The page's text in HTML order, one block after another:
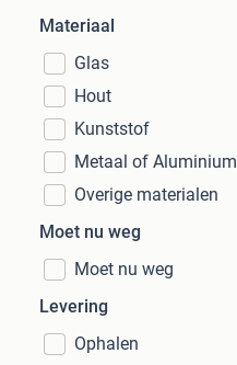
Materiaal
Glas
Hout
Kunststof
Metaal of Aluminium
Overige materialen
Moet nu weg
Moet nu weg
Levering
Ophalen